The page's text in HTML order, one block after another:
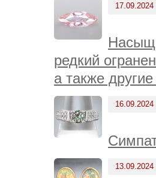
17.09.2024
редкий
а также
16.09.2024
13.09.2024